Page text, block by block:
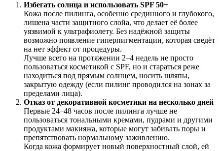
Избегать солнца и использовать SPF 50+
Кожа после пилинга, особенно срединного и глубокого,
лишена части защитного слойа, что делает её более
уязвимой к ультрафиолету. Без надёжной защиты
возможно появление гиперпигментации, которая сведёт
на нет эффект от процедуры.
Лучше всего на протяжении 2–4 недель не просто
пользоваться косметикой с SPF, но и стараться реже
находиться под прямым солнцем, носить шляпы,
закрытую одежду (если пилинг проводился на зонах за
пределами лица).
Отказ от декоративной косметики на несколько дней
Первые 24–48 часов после пилинга лучше не
пользоваться тональными кремами, пудрами и другими
продуктами макияжа, которые могут забивать поры и
препятствовать нормальному заживлению.
Когда кожа формирует новый поверхностный слой, ей